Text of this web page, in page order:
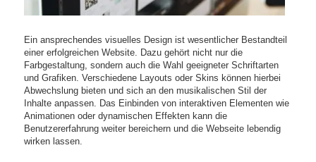
Ein ansprechendes visuelles Design ist wesentlicher Bestandteil
einer erfolgreichen Website. Dazu gehört nicht nur die
Farbgestaltung, sondern auch die Wahl geeigneter Schriftarten
und Grafiken. Verschiedene Layouts oder Skins können hierbei
Abwechslung bieten und sich an den musikalischen Stil der
Inhalte anpassen. Das Einbinden von interaktiven Elementen wie
Animationen oder dynamischen Effekten kann die
Benutzererfahrung weiter bereichern und die Webseite lebendig
wirken lassen.